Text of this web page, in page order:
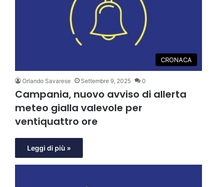
CRONACA
Orlando Savarese Settembre 9, 2025 0
Campania, nuovo avviso di allerta
meteo gialla valevole per
ventiquattro ore
Leggi di più »